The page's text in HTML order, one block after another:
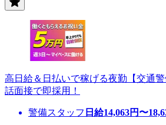
高日給＆日払いで稼げる夜勤【交通
話面接で即採用！
警備スタッフ 日給14,063円〜